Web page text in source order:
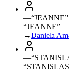
—“JEANNE”
“JEANNE”
→Daniela
—“